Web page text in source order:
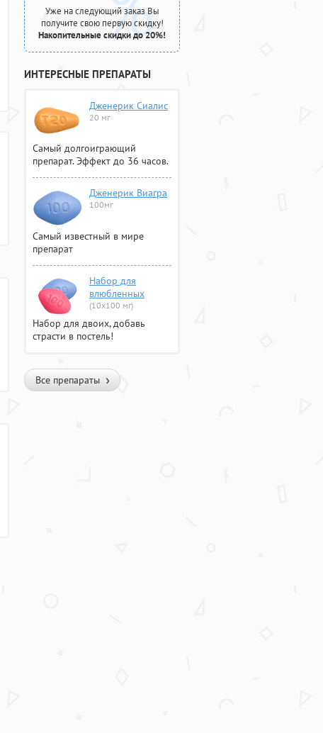
Уже на следующий заказ Вы
получите свою первую скидку!
Накопительные скидки до 20%!
ИНТЕРЕСНЫЕ ПРЕПАРАТЫ
Дженерик Сиалис
20 мг
Самый долгоиграющий
препарат. Эффект до 36 часов.
Дженерик Виагра
100мг
Самый известный в мире
препарат
Набор для
влюбленных
(10х100 мг)
Набор для двоих, добавь
страсти в постель!
Все препараты